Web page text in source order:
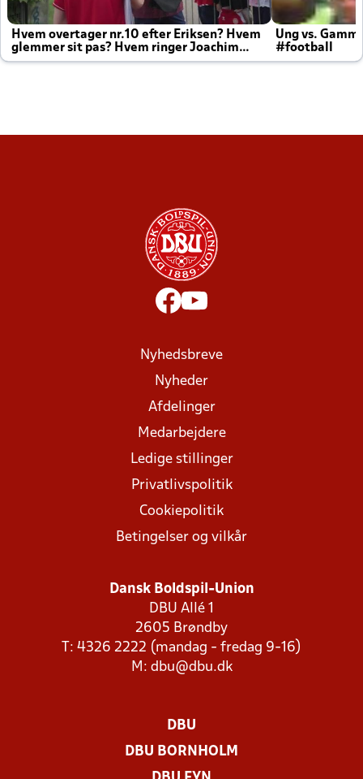
Hvem overtager nr.10 efter Eriksen? Hvem
glemmer sit pas? Hvem ringer Joachim
altid til efter kampe?
Ung vs.
#football
Nyhedsbreve
Nyheder
Afdelinger
Medarbejdere
Ledige stillinger
Privatlivspolitik
Cookiepolitik
Betingelser og vilkår
Dansk Boldspil-Union
DBU Allé 1
2605 Brøndby
T: 4326 2222 (mandag - fredag 9-16)
M: dbu@dbu.dk
DBU
DBU BORNHOLM